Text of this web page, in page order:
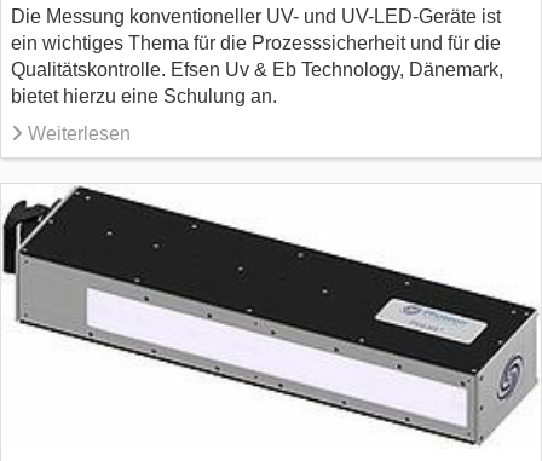
Die Messung konventioneller UV- und UV-LED-Geräte ist
ein wichtiges Thema für die Prozesssicherheit und für die
Qualitätskontrolle. Efsen Uv & Eb Technology, Dänemark,
bietet hierzu eine Schulung an.
Weiterlesen